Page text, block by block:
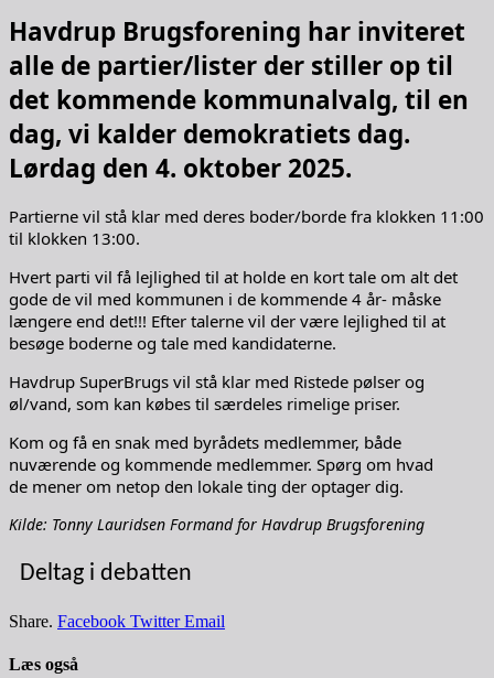
Havdrup Brugsforening har inviteret
alle de partier/lister der stiller op til
det kommende kommunalvalg, til en
dag, vi kalder demokratiets dag.
Lørdag den 4. oktober 2025.
Partierne vil stå klar med deres boder/borde fra klokken 11:00
til klokken 13:00.
Hvert parti vil få lejlighed til at holde en kort tale om alt det
gode de vil med kommunen i de kommende 4 år- måske
længere end det!!! Efter talerne vil der være lejlighed til at
besøge boderne og tale med kandidaterne.
Havdrup SuperBrugs vil stå klar med Ristede pølser og
øl/vand, som kan købes til særdeles rimelige priser.
Kom og få en snak med byrådets medlemmer, både
nuværende og kommende medlemmer. Spørg om hvad
de mener om netop den lokale ting der optager dig.
Kilde: Tonny Lauridsen Formand for Havdrup Brugsforening
Deltag i debatten
Share. Facebook Twitter Email
Læs også